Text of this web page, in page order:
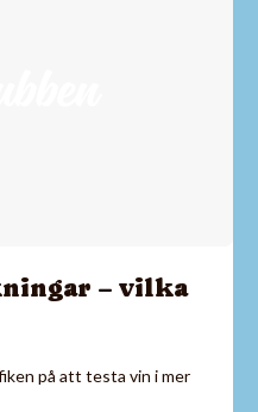
– vilka
på att testa vin i mer